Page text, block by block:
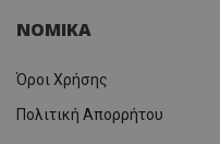
ΝΟΜΙΚΑ
Όροι Χρήσης
Πολιτική Απορρήτου